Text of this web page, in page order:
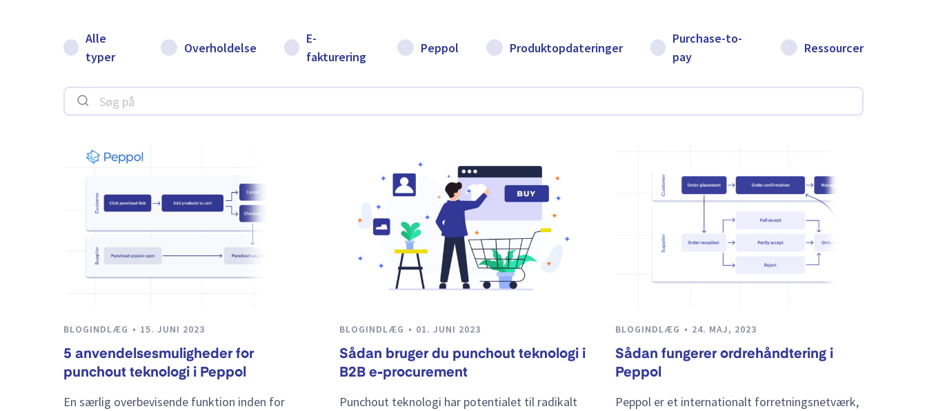
Alle
typer
Overholdelse
E-
fakturering
Peppol Produktopdateringer
Purchase-to-
pay
Ressourcer
Søg på
BLOGINDLÆG 15. JUNI 2023
5 anvendelsesmuligheder for
punchout teknologi i Peppol
En særlig overbevisende funktion inden for
BLOGINDLÆG 01. JUNI 2023
Sådan bruger du punchout teknologi i
B2B e-procurement
Punchout teknologi har potentialet til radikalt
BLOGINDLÆG 24. MAJ, 2023
Sådan fungerer ordrehåndtering i
Peppol
Peppol er et internationalt forretningsnetværk,